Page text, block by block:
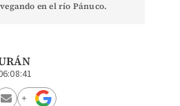
en el río Pánuco.